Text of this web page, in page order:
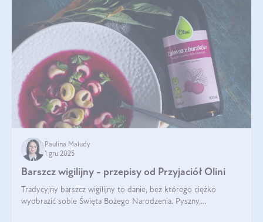
Paulina Maludy
1 gru 2025
Barszcz wigilijny - przepisy od Przyjaciół Olini
Tradycyjny barszcz wigilijny to danie, bez którego ciężko
wyobrazić sobie Święta Bożego Narodzenia. Pyszny,